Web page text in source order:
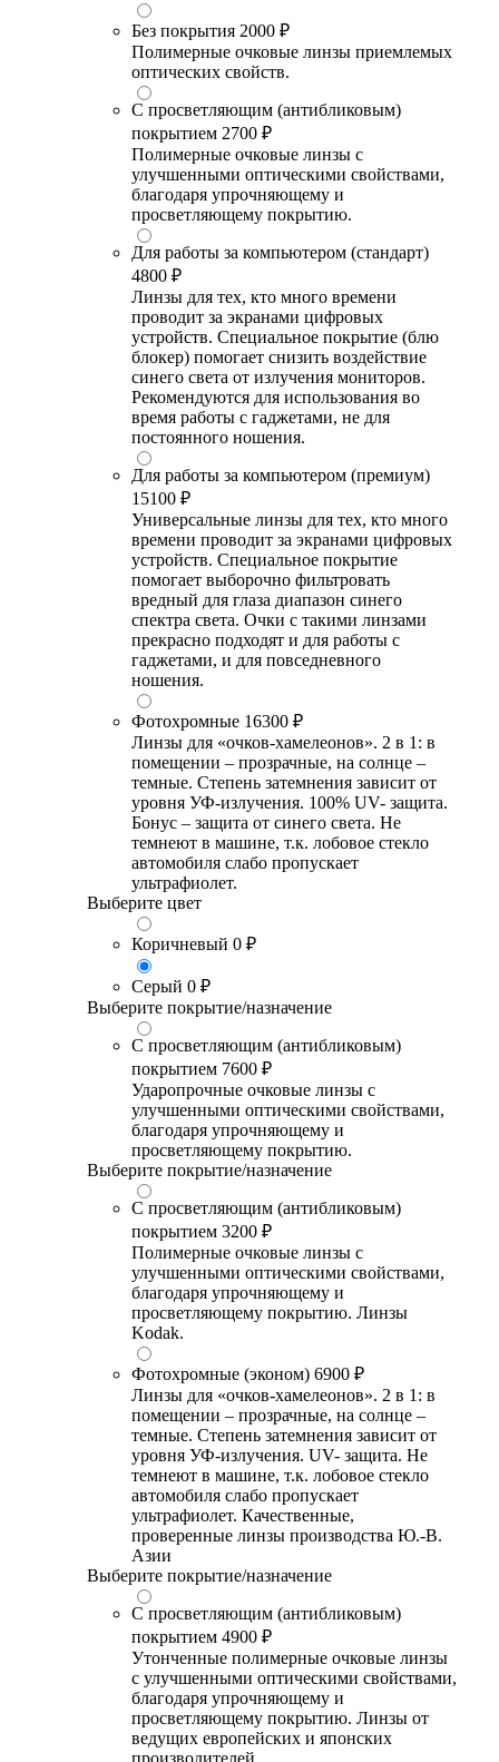
Без покрытия 2000 ₽
Полимерные очковые линзы приемлемых
оптических свойств.
С просветляющим (антибликовым)
покрытием 2700 ₽
Полимерные очковые линзы с
улучшенными оптическими свойствами,
благодаря упрочняющему и
просветляющему покрытию.
Для работы за компьютером (стандарт)
4800 ₽
Линзы для тех, кто много времени
проводит за экранами цифровых
устройств. Специальное покрытие (блю
блокер) помогает снизить воздействие
синего света от излучения мониторов.
Рекомендуются для использования во
время работы с гаджетами, не для
постоянного ношения.
Для работы за компьютером (премиум)
15100 ₽
Универсальные линзы для тех, кто много
времени проводит за экранами цифровых
устройств. Специальное покрытие
помогает выборочно фильтровать
вредный для глаза диапазон синего
спектра света. Очки с такими линзами
прекрасно подходят и для работы с
гаджетами, и для повседневного
ношения.
Фотохромные 16300 ₽
Линзы для «очков-хамелеонов». 2 в 1: в
помещении – прозрачные, на солнце –
темные. Степень затемнения зависит от
уровня УФ-излучения. 100% UV- защита.
Бонус – защита от синего света. Не
темнеют в машине, т.к. лобовое стекло
автомобиля слабо пропускает
ультрафиолет.
Выберите цвет
Коричневый 0 ₽
Серый 0 ₽
Выберите покрытие/назначение
С просветляющим (антибликовым)
покрытием 7600 ₽
Ударопрочные очковые линзы с
улучшенными оптическими свойствами,
благодаря упрочняющему и
просветляющему покрытию.
Выберите покрытие/назначение
С просветляющим (антибликовым)
покрытием 3200 ₽
Полимерные очковые линзы с
улучшенными оптическими свойствами,
благодаря упрочняющему и
просветляющему покрытию. Линзы
Kodak.
Фотохромные (эконом) 6900 ₽
Линзы для «очков-хамелеонов». 2 в 1: в
помещении – прозрачные, на солнце –
темные. Степень затемнения зависит от
уровня УФ-излучения. UV- защита. Не
темнеют в машине, т.к. лобовое стекло
автомобиля слабо пропускает
ультрафиолет. Качественные,
проверенные линзы производства Ю.-В.
Азии
Выберите покрытие/назначение
С просветляющим (антибликовым)
покрытием 4900 ₽
Утонченные полимерные очковые линзы
с улучшенными оптическими свойствами,
благодаря упрочняющему и
просветляющему покрытию. Линзы от
ведущих европейских и японских
производителей.